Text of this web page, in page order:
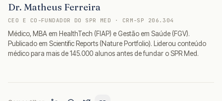
Dr. Matheus Ferreira
CEO E CO-FUNDADOR DO SPR MED · CRM-SP 206.304
Médico, MBA em HealthTech (FIAP) e Gestão em Saúde (FGV).
Publicado em Scientific Reports (Nature Portfolio). Liderou conteúdo
médico para mais de 145.000 alunos antes de fundar o SPR Med.